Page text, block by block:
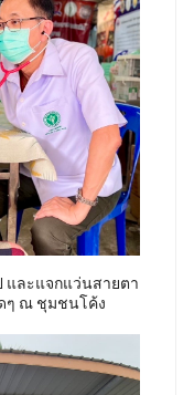
และแจกแว่นสายตา
ๆ ณ ชุมชนโค้ง